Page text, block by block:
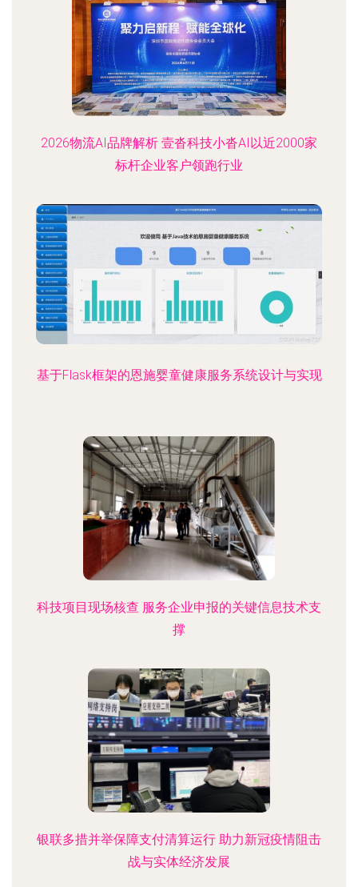
2026物流AI品牌解析 壹沓科技小沓AI以近2000家
标杆企业客户领跑行业
基于Flask框架的恩施婴童健康服务系统设计与实现
科技项目现场核查 服务企业申报的关键信息技术支
撑
银联多措并举保障支付清算运行 助力新冠疫情阻击
战与实体经济发展